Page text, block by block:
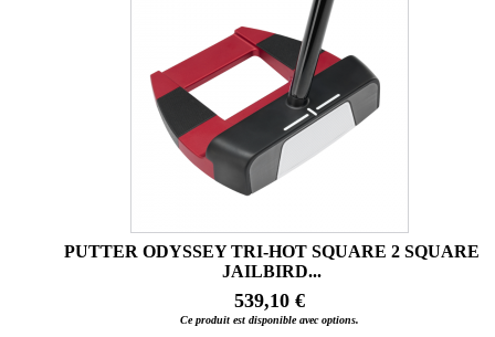
PUTTER ODYSSEY TRI-HOT SQUARE 2 SQUARE
JAILBIRD...
539,10 €
Ce produit est disponible avec options.